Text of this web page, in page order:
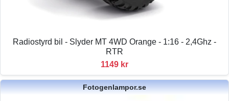
Radiostyrd bil - Slyder MT 4WD Orange - 1:16 - 2,4Ghz -
RTR
1149 kr
Fotogenlampor.se